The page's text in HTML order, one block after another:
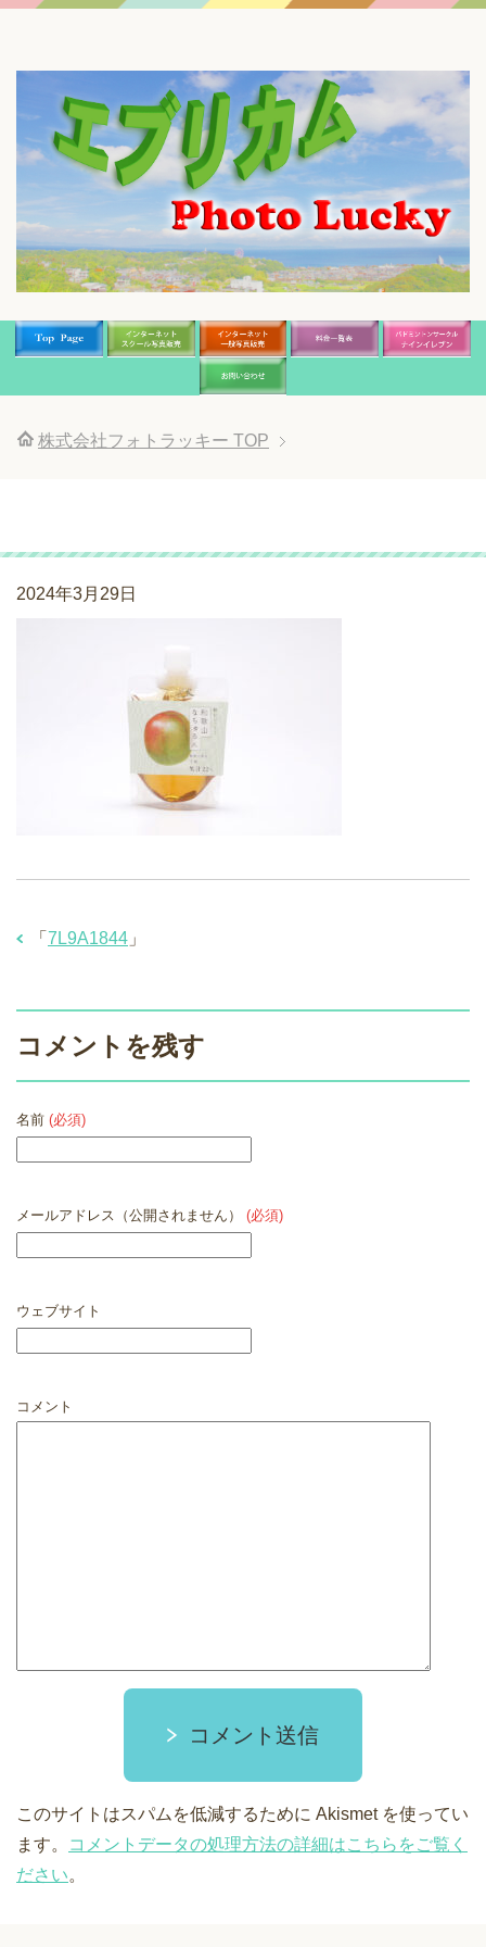
株式会社フォトラッキー TOP
2024年3月29日
「 7L9A1844 」
コメントを残す
名前 (必須)
メールアドレス（公開されません） (必須)
ウェブサイト
コメント
コメント送信
このサイトはスパムを低減するために Akismet を使ってい
ます。
コメントデータの処理方法の詳細はこちらをご覧く
ださい。